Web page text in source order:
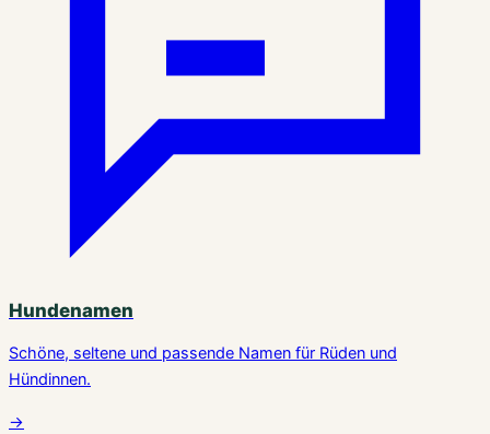
Hundenamen
Schöne, seltene und passende Namen für Rüden und
Hündinnen.
→